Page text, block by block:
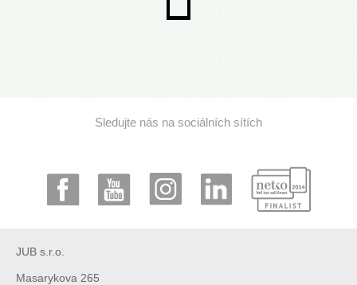
Sledujte nás na sociálních sítích
JUB s.r.o.
Masarykova 265